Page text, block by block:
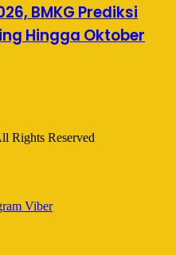
BMKG Prediksi
Hingga Oktober
Rights Reserved
Viber